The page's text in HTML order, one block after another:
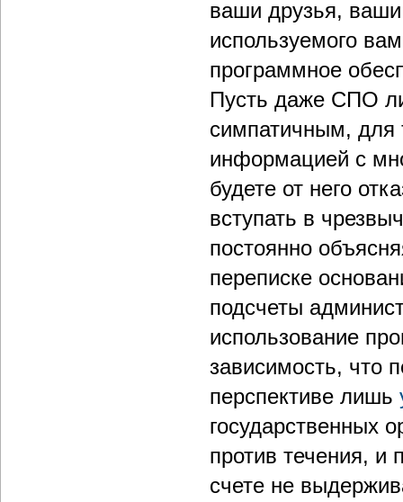
ваши друзья, ваши
используемого
программное
Пусть даже СПО
симпатичным, для
информацией с
будете от него
вступать в
постоянно
переписке
подсчеты
использование
зависимость, что
перспективе лишь
государственных
против течения, и
счете не